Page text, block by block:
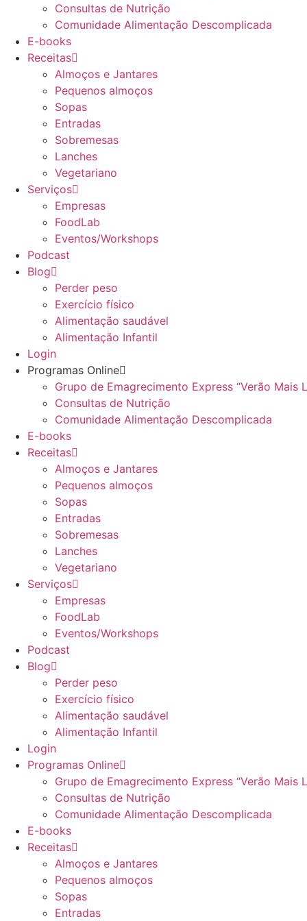
Consultas de Nutrição
Comunidade Alimentação Descomplicada
E-books
Receitas
Almoços e Jantares
Pequenos almoços
Sopas
Entradas
Sobremesas
Lanches
Vegetariano
Serviços
Empresas
FoodLab
Eventos/Workshops
Podcast
Blog
Perder peso
Exercício físico
Alimentação saudável
Alimentação Infantil
Login
Programas Online
Grupo de Emagrecimento Express “Verão Mais
Consultas de Nutrição
Comunidade Alimentação Descomplicada
E-books
Receitas
Almoços e Jantares
Pequenos almoços
Sopas
Entradas
Sobremesas
Lanches
Vegetariano
Serviços
Empresas
FoodLab
Eventos/Workshops
Podcast
Blog
Perder peso
Exercício físico
Alimentação saudável
Alimentação Infantil
Login
Programas Online
Grupo de Emagrecimento Express “Verão Mais
Consultas de Nutrição
Comunidade Alimentação Descomplicada
E-books
Receitas
Almoços e Jantares
Pequenos almoços
Sopas
Entradas